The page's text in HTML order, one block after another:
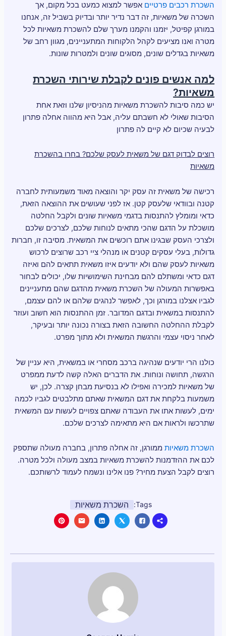
השכרת רכבים פרטייםאפשר למצוא כמעט בכל מקום, אך
השכרה של משאיות, זה דבר נדיר יותר ובדיוק בשביל זה, אנחנו
במורגן קפיטל, יזמנו והקמנו מערך שלם להשכרת משאיות לכל
מטרה ואנו מציעים לקהל הלקוחות המתעניינים, מגוון רחב של
משאיות בגדלים שונים, מסוגים שונים ולמטרות שונות.
למה אנשים פונים לקבלת שירותי השכרת
משאיות?
יש כמה סיבות להשכרת משאיות מהניסיון שלנו וזאת אחת
הסיבות שאולי לא חשבתם עליה, אבל היא מהווה אחלה פתרון
לבעיה שכיום לא קיים לה פתרון
רוצים לבדוק דגם של משאית לעסק שלכם? בחרו בהשכרת
משאיות
רכישה של משאית זה עסק יקר והוצאה מאוד משמעותית לחברה
קטנה ובוודאי שלעסק קטן. אז לפני שעושים את ההוצאה הזאת,
כדאי ומומלץ להתנסות בדגמי משאיות שונים ולקבל החלטה
מושכלת על הדגם שהכי מתאים לנוחות שלכם, לצרכים שלכם
ולצרכי העסק שבגינו אתם רוכשים את המשאית. מסיבה זו, חברות
גדולות, בעלי עסקים קטנים או מנהלי ציי רכב שרוצים לרכוש
משאיות לעסק שהם ולא יודעים איזו משאית תתאים להם ואיזה
דגם כדאי ומשתלם להם מבחינת השימושיות שלו, יכולים לבחור
באפשרות המעולה של השכרת משאית מהדגם שהם מתעניינים
לגביו אצלנו במורגן וכך, לאפשר לנהגים שלהם או להם עצמם,
להתנסות במשאית ובדגם המדובר. זמן ההתנסות הוא חשוב ועוזר
לקבלת ההחלטה החשובה הזאת בצורה נכונה יותר ובעיקר,
לאחר ניסוי עצמי והרגשת המשאית ולא מתוך מפרט.
כולנו הרי יודעים שנהיגה ברכב מסחרי או במשאית, היא עניין של
הרגשה, תחושה ונוחות. את הדברים האלה קשה לדעת ממפרט
של משאיות למכירה ואפילו לא בנסיעת מבחן קצרה. לכן, יש
משמעות בלקחת את דגם המשאית שאתם מתלבטים לגביו לכמה
ימים, לעשות אתו את העבודה שאתם צפויים לעשות עם המשאית
שתרכשו ולראות אם היא מתאימה לצרכים שלכם.
השכרת משאיותממורגן, זה אחלה פתרון, בחברה מעולה שתספק
לכם את ההזדמנות להשכרת משאיות במצב מעולה ולכל מטרה.
רוצים לקבל הצעת מחיר? פנו אלינו ונשמח לעמוד לרשותכם.
Tags: השכרת משאיות